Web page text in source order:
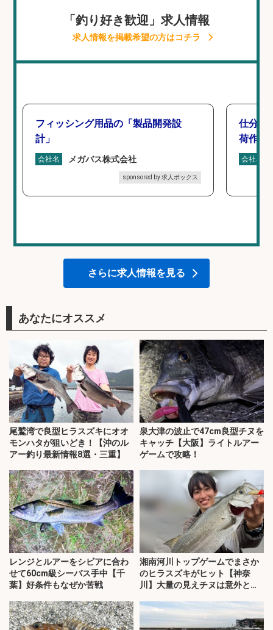
「釣り好き歓迎」求人情報
求人情報を掲載希望の方はコチラ
フィッシング用品の「製品開発設
計」
会社名 メガバス株式会社
sponsored by 求人ボックス
仕分け
荷作業
会社名
さらに求人情報を見る
あなたにオススメ
尾鷲湾で良型ヒラスズキにオオ
モンハタが狙いどき！【沖のル
アー釣り最新情報8選・三重】
泉大津の波止で47cm良型チヌを
キャッチ【大阪】ライトルアー
ゲームで攻略！
レンジとルアーをシビアに合わ
せて60cm級シーバス手中【千
葉】好条件もなぜか苦戦
湘南河川トップゲームでまさか
のヒラスズキがヒット【神奈
川】大量の見えチヌは意外と難